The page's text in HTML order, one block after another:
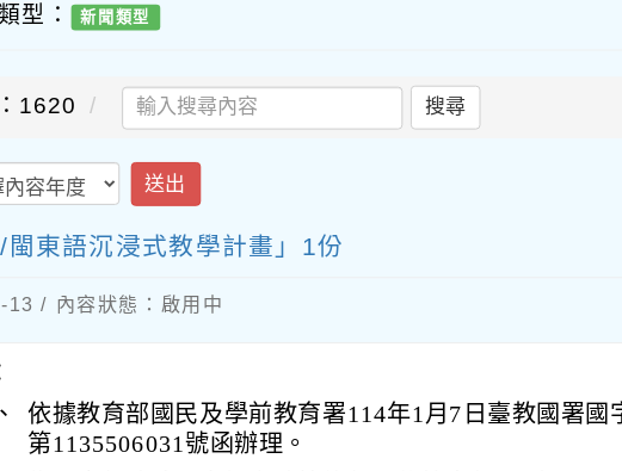
型： 新聞類型
1620 搜尋
送出
東語沉浸式教學計畫」1份
/ 內容狀態：啟用中
依據教育部國民及學前教育署114年1月7日臺教國署國
第1135506031號函辦理。